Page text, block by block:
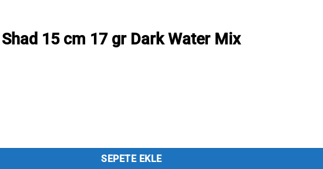
15 cm 17 gr Dark Water Mix
Mix adet
SEPETE EKLE